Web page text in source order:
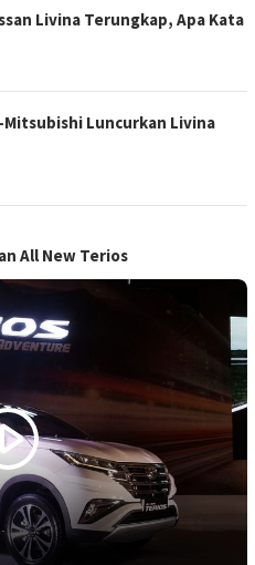
Livina Terungkap, Apa Kata
Mitsubishi Luncurkan Livina
All New Terios